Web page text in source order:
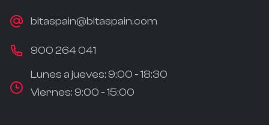
bitaspain@bitaspain.com
900 264 041
Lunes a jueves: 9:00 - 18:30
Viernes: 9:00 - 15:00